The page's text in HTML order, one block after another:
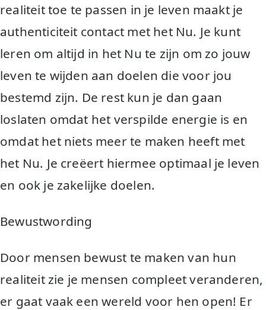
realiteit toe te passen in je leven maakt je
authenticiteit contact met het Nu. Je kunt
leren om altijd in het Nu te zijn om zo jouw
leven te wijden aan doelen die voor jou
bestemd zijn. De rest kun je dan gaan
loslaten omdat het verspilde energie is en
omdat het niets meer te maken heeft met
het Nu. Je creëert hiermee optimaal je leven
en ook je zakelijke doelen.
Bewustwording
Door mensen bewust te maken van hun
realiteit zie je mensen compleet veranderen,
er gaat vaak een wereld voor hen open! Er